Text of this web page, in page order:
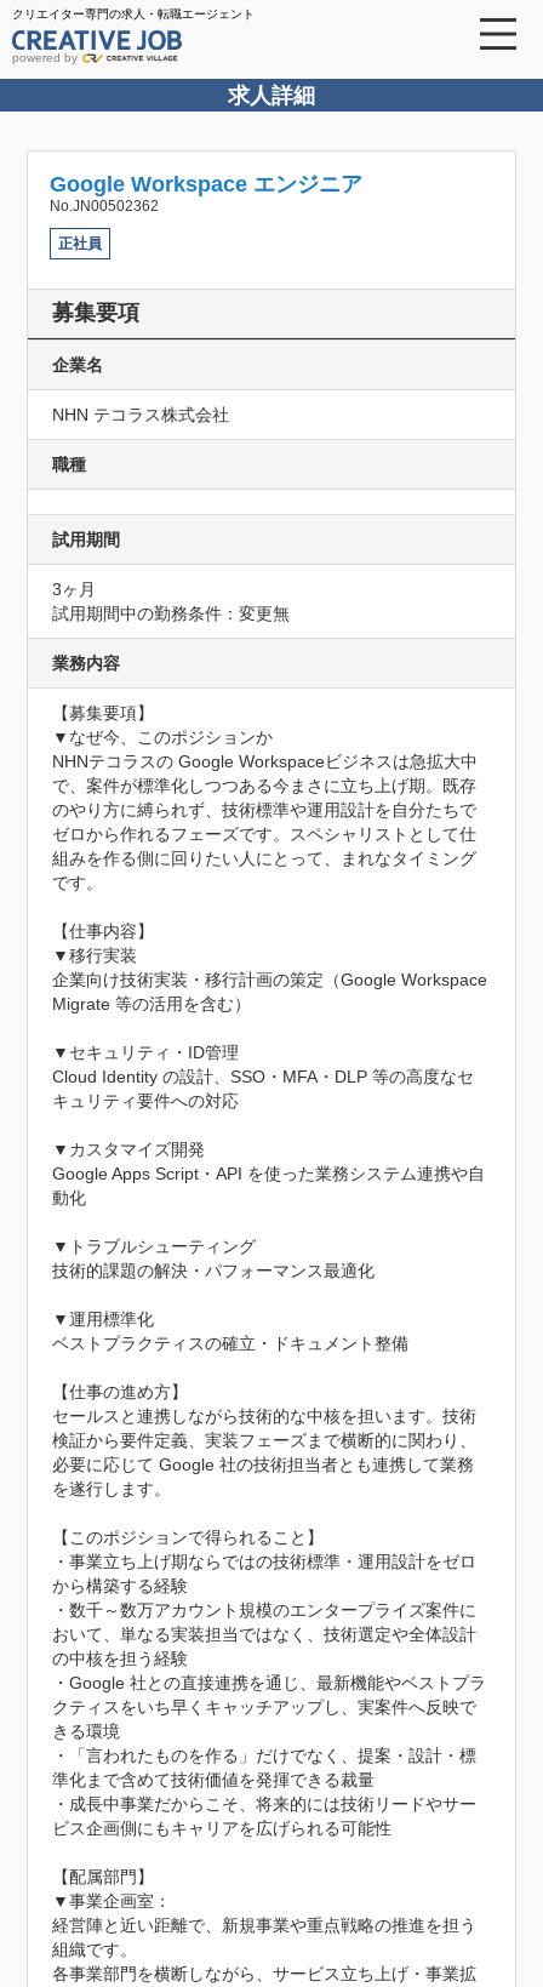
クリエイター専門の求人・転職エージェント
powered by
求人詳細
Google Workspace エンジニア
No.JN00502362
正社員
募集要項
企業名
NHN テコラス株式会社
職種
試用期間
3ヶ月
試用期間中の勤務条件：変更無
業務内容
【募集要項】
▼なぜ今、このポジションか
NHNテコラスの Google Workspaceビジネスは急拡大中
で、案件が標準化しつつある今まさに立ち上げ期。既存
のやり方に縛られず、技術標準や運用設計を自分たちで
ゼロから作れるフェーズです。スペシャリストとして仕
組みを作る側に回りたい人にとって、まれなタイミング
です。
【仕事内容】
▼移行実装
企業向け技術実装・移行計画の策定（Google Workspace
Migrate 等の活用を含む）
▼セキュリティ・ID管理
Cloud Identity の設計、SSO・MFA・DLP 等の高度なセ
キュリティ要件への対応
▼カスタマイズ開発
Google Apps Script・API を使った業務システム連携や自
動化
▼トラブルシューティング
技術的課題の解決・パフォーマンス最適化
▼運用標準化
ベストプラクティスの確立・ドキュメント整備
【仕事の進め方】
セールスと連携しながら技術的な中核を担います。技術
検証から要件定義、実装フェーズまで横断的に関わり、
必要に応じて Google 社の技術担当者とも連携して業務
を遂行します。
【このポジションで得られること】
・事業立ち上げ期ならではの技術標準・運用設計をゼロ
から構築する経験
・数千～数万アカウント規模のエンタープライズ案件に
おいて、単なる実装担当ではなく、技術選定や全体設計
の中核を担う経験
・Google 社との直接連携を通じ、最新機能やベストプラ
クティスをいち早くキャッチアップし、実案件へ反映で
きる環境
・「言われたものを作る」だけでなく、提案・設計・標
準化まで含めて技術価値を発揮できる裁量
・成長中事業だからこそ、将来的には技術リードやサー
ビス企画側にもキャリアを広げられる可能性
【配属部門】
▼事業企画室：
経営陣と近い距離で、新規事業や重点戦略の推進を担う
組織です。
各事業部門を横断しながら、サービス立ち上げ・事業拡